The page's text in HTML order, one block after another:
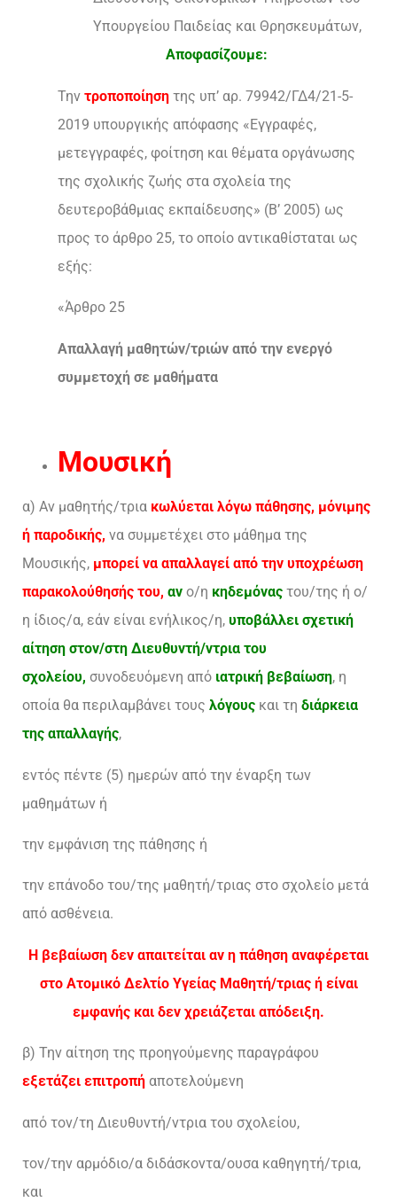
Υπουργείου Παιδείας και Θρησκευμάτων,
Αποφασίζουμε:
Την τροποποίηση της υπ’ αρ. 79942/ΓΔ4/21-5-
2019 υπουργικής απόφασης «Εγγραφές,
μετεγγραφές, φοίτηση και θέματα οργάνωσης
της σχολικής ζωής στα σχολεία της
δευτεροβάθμιας εκπαίδευσης» (Β’ 2005) ως
προς το άρθρο 25, το οποίο αντικαθίσταται ως
εξής:
«Άρθρο 25
Απαλλαγή μαθητών/τριών από την ενεργό
συμμετοχή σε μαθήματα
Μουσική
α) Αν μαθητής/τρια κωλύεται λόγω πάθησης, μόνιμης
ή παροδικής, να συμμετέχει στο μάθημα της
Μουσικής, μπορεί να απαλλαγεί από την υποχρέωση
παρακολούθησής του, αν ο/η κηδεμόνας του/της ή ο/
η ίδιος/α, εάν είναι ενήλικος/η, υποβάλλει σχετική
αίτηση στον/στη Διευθυντή/ντρια του
σχολείου, συνοδευόμενη από ιατρική βεβαίωση, η
οποία θα περιλαμβάνει τους λόγους και τη διάρκεια
της απαλλαγής,
εντός πέντε (5) ημερών από την έναρξη των
μαθημάτων ή
την εμφάνιση της πάθησης ή
την επάνοδο του/της μαθητή/τριας στο σχολείο μετά
από ασθένεια.
Η βεβαίωση δεν απαιτείται αν η πάθηση αναφέρεται
στο Ατομικό Δελτίο Υγείας Μαθητή/τριας ή είναι
εμφανής και δεν χρειάζεται απόδειξη.
β) Την αίτηση της προηγούμενης παραγράφου
εξετάζει επιτροπή αποτελούμενη
από τον/τη Διευθυντή/ντρια του σχολείου,
τον/την αρμόδιο/α διδάσκοντα/ουσα καθηγητή/τρια,
και